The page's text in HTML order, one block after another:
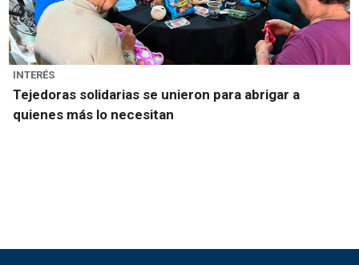
INTERÉS
Tejedoras solidarias se unieron para abrigar a
quienes más lo necesitan